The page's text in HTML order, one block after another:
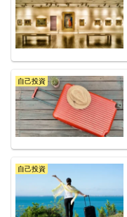
自己投資
自己投資